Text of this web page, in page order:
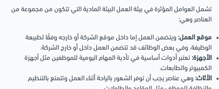
تشمل العوامل المؤثرة في بيئة العمل البيئة المادية التي تتكون من مجموعة من
العناصر وهي:
موقع العمل: ويتضمن العمل إما داخل موقع الشركة أو خارجه وفقًا لطبيعة
الوظيفة، وفي بعض الوظائف قد تتضمن العمل داخل أو خارج الشركة.
الأجهزة: تعتبر أدوات أساسية في تأدية المهام اليومية للموظفين مثل أجهزة
الكمبيوتر والطابعات.
الأثاث: وهي عناصر يجب أن توفر الشعور بالراحة أثناء العمل وتتمتع بالتنظيم